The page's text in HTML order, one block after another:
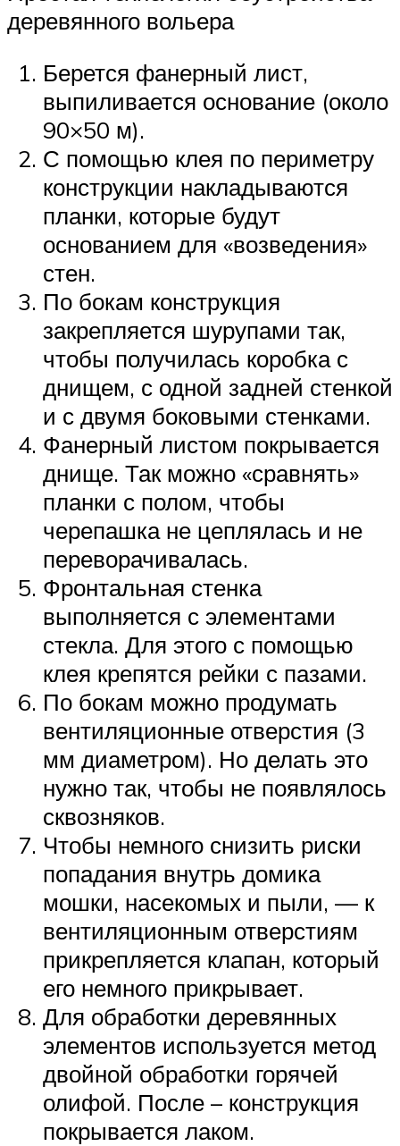
деревянного вольера
Берется фанерный лист,
выпиливается основание (около
90×50 м).
С помощью клея по периметру
конструкции накладываются
планки, которые будут
основанием для «возведения»
стен.
По бокам конструкция
закрепляется шурупами так,
чтобы получилась коробка с
днищем, с одной задней стенкой
и с двумя боковыми стенками.
Фанерный листом покрывается
днище. Так можно «сравнять»
планки с полом, чтобы
черепашка не цеплялась и не
переворачивалась.
Фронтальная стенка
выполняется с элементами
стекла. Для этого с помощью
клея крепятся рейки с пазами.
По бокам можно продумать
вентиляционные отверстия (3
мм диаметром). Но делать это
нужно так, чтобы не появлялось
сквозняков.
Чтобы немного снизить риски
попадания внутрь домика
мошки, насекомых и пыли, — к
вентиляционным отверстиям
прикрепляется клапан, который
его немного прикрывает.
Для обработки деревянных
элементов используется метод
двойной обработки горячей
олифой. После – конструкция
покрывается лаком.